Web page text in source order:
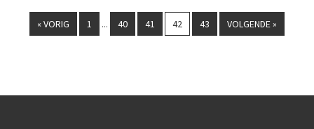
« VORIG 1 ... 40 41 42 43 VOLGENDE »